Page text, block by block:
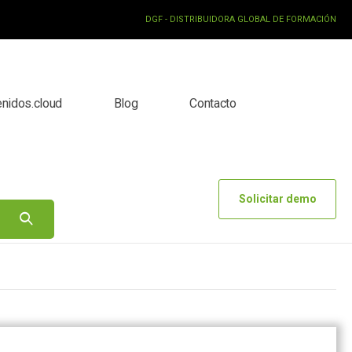
DGF - DISTRIBUIDORA GLOBAL DE FORMACIÓN
Blog Contacto
Solicitar demo